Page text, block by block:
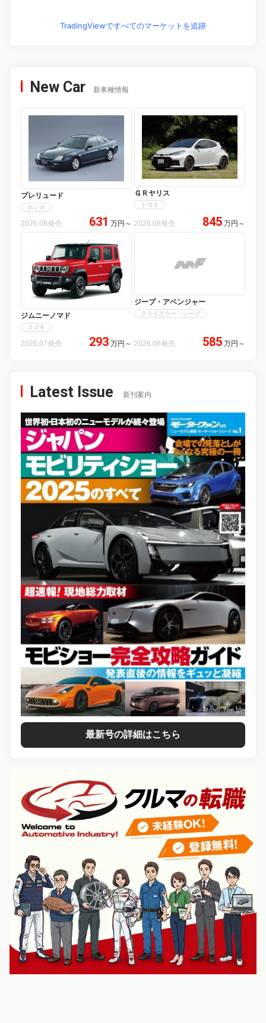
TradingViewですべてのマーケットを追跡
New Car 新車種情報
プレリュード
ホンダ
2026.08発売 631 万円 ～
ＧＲヤリス
トヨタ
2026.08発売 845 万円 ～
ジムニーノマド
スズキ
2026.07発売 293 万円 ～
ジープ・アベンジャー
クライスラー・ジープ
2026.06発売 585 万円 ～
Latest Issue 新刊案内
最新号の詳細はこちら